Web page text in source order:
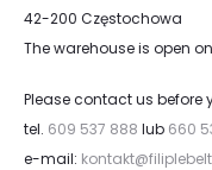
42-200 Częstochowa
The warehouse is open
Please contact us before
tel. 609 537 888 lub 660
e-mail: